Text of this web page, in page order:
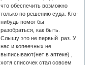
что обеспечить возможно
только по решению суда. Кто-
нибудь помог бы
разобраться, как быть.
Слышу это не первый раз. У
нас и копеечных не
выписывают(нет в аптеке) ,
хотя списочек стал совсем